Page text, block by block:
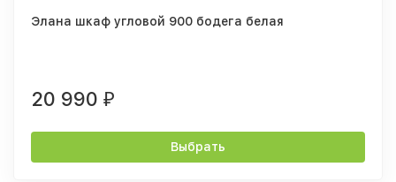
Элана шкаф угловой 900 бодега белая
20 990 ₽
Выбрать